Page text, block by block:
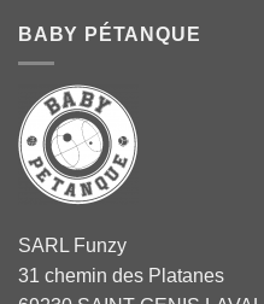
BABY PÉTANQUE
SARL Funzy
31 chemin des Platanes